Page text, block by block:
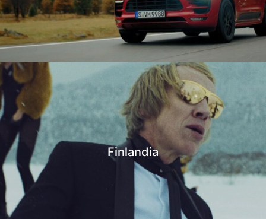
Finlandia